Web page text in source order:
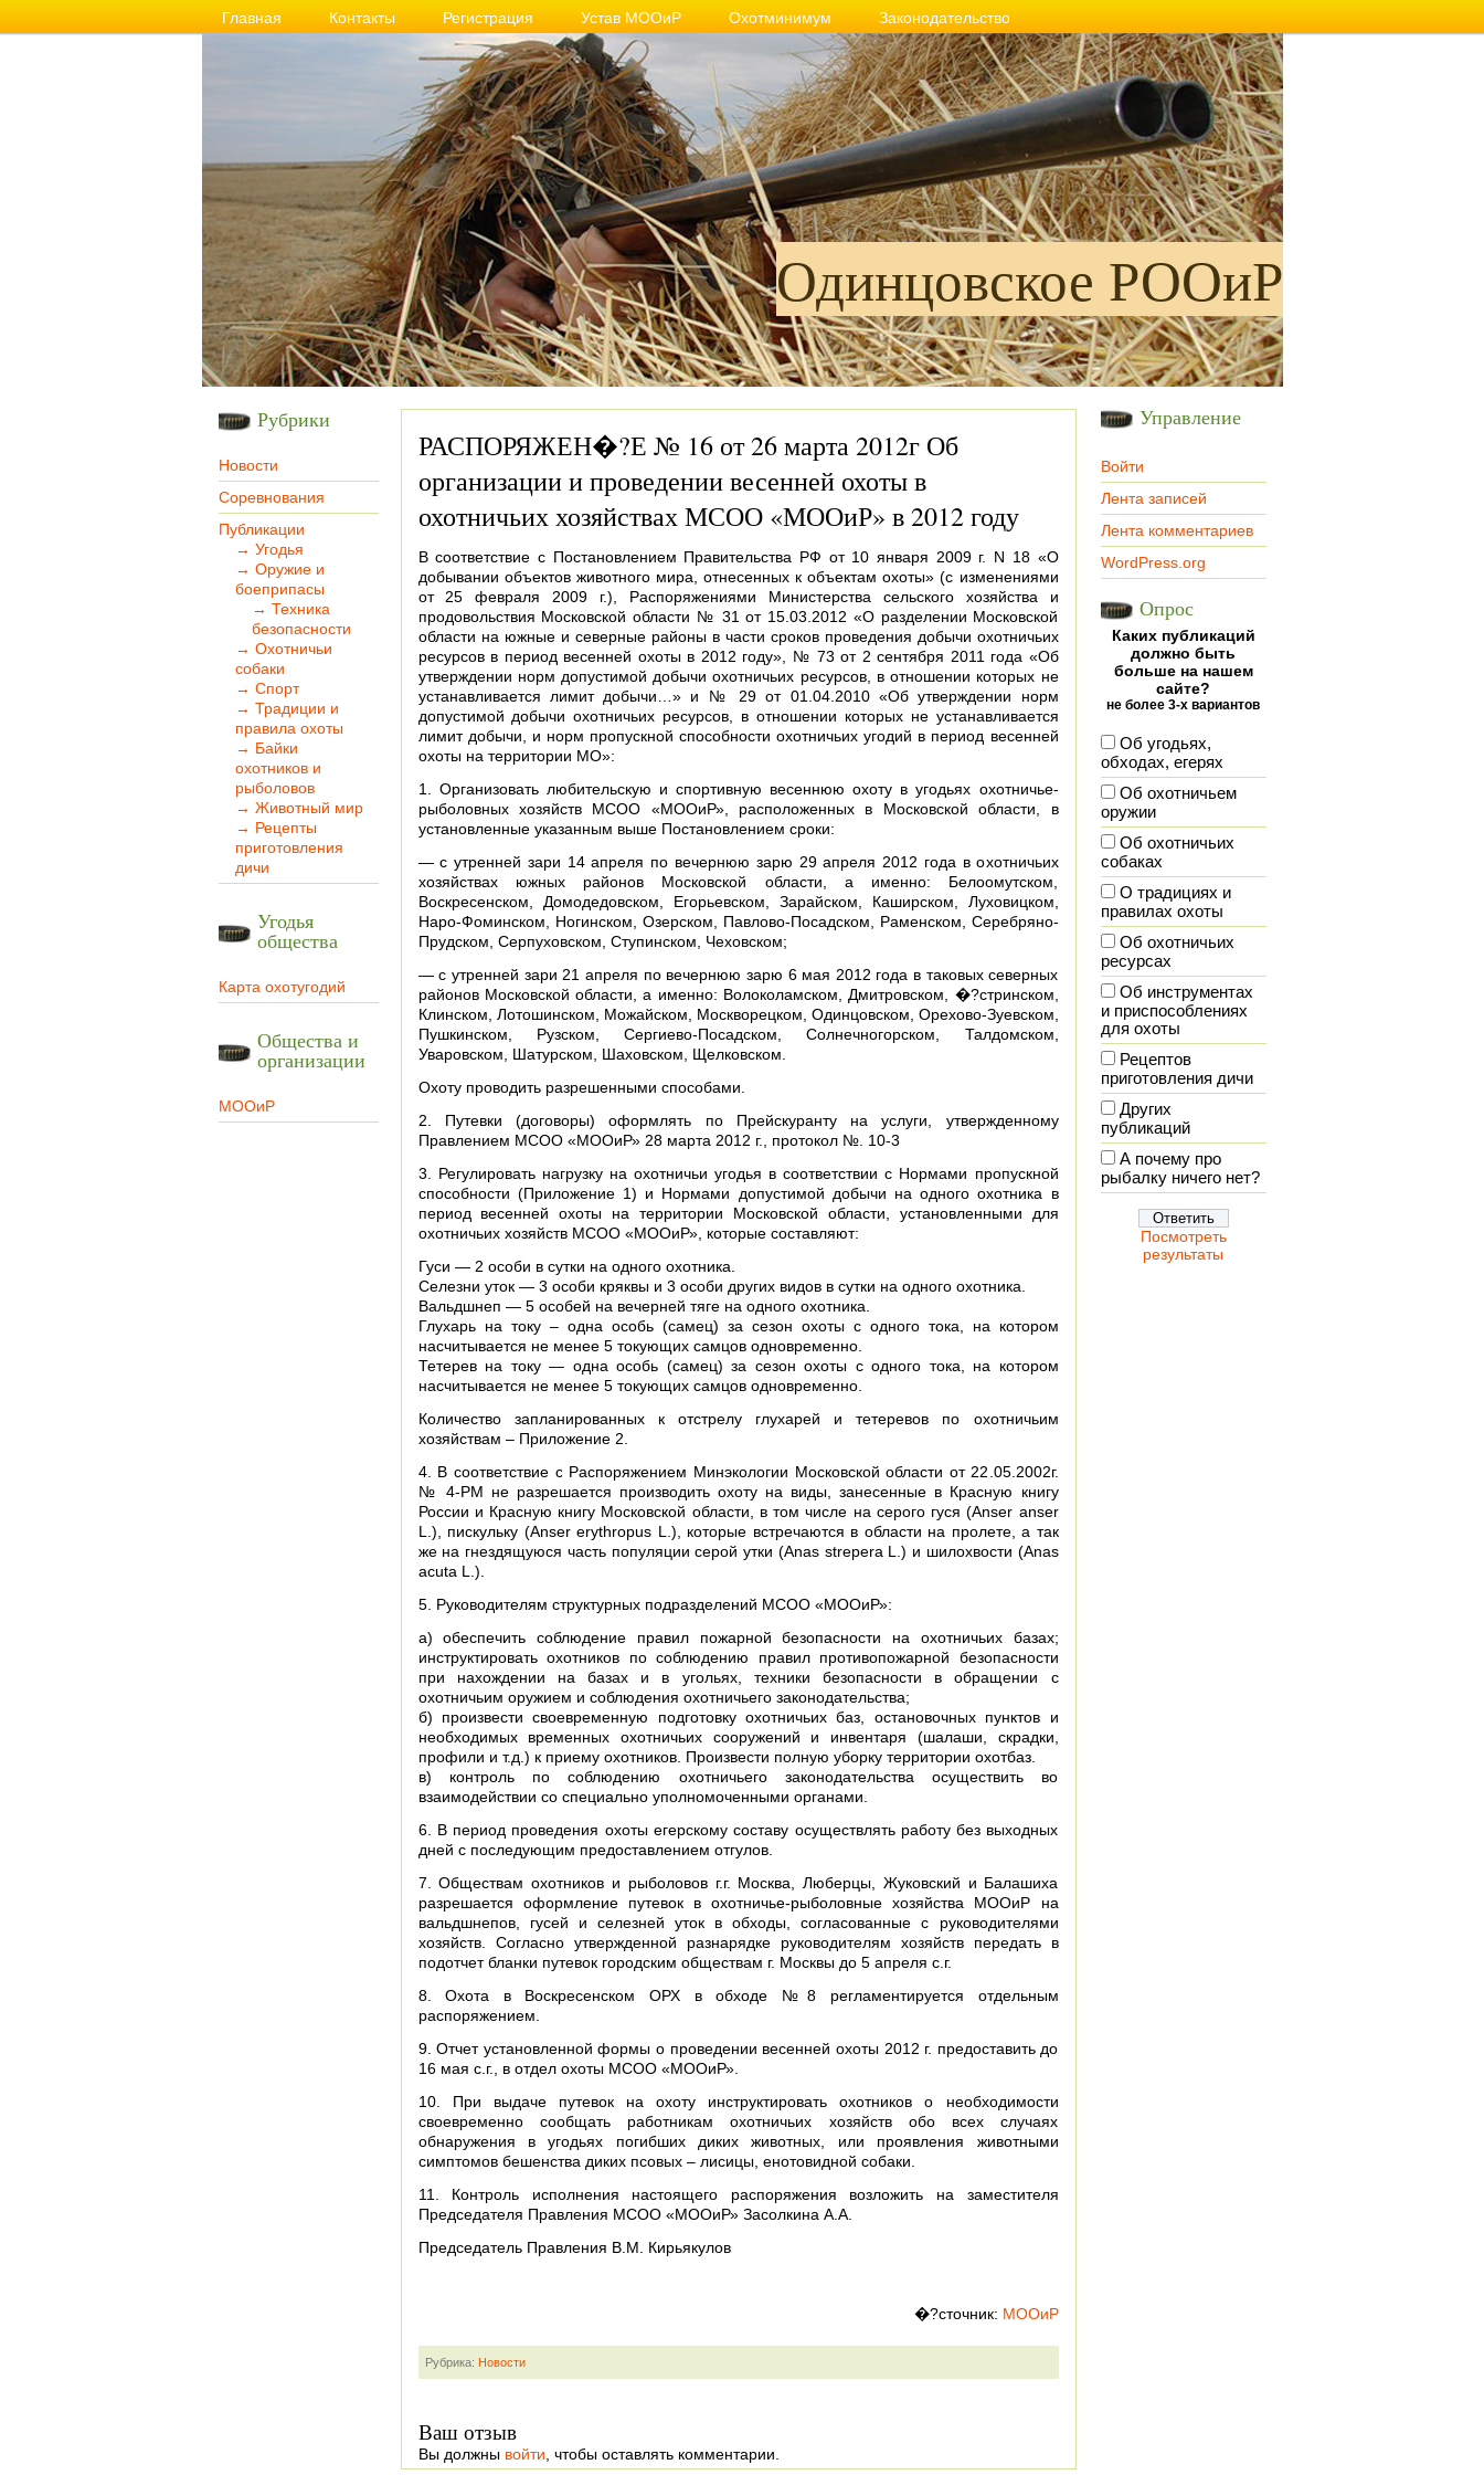
Главная Контакты Регистрация Устав МООиР Охотминимум Законодательство
Одинцовское РООиР
Рубрики
Новости
Соревнования
Публикации
→ Угодья
→ Оружие и
боеприпасы
→ Техника
безопасности
→ Охотничьи
собаки
→ Спорт
→ Традиции и
правила охоты
→ Байки
охотников и
рыболовов
→ Животный мир
→ Рецепты
приготовления
дичи
Угодья
общества
Карта охотугодий
Общества и
организации
МООиР
РАСПОРЯЖЕН�?Е № 16 от 26 марта 2012г Об
организации и проведении весенней охоты в
охотничьих хозяйствах МСОО «МООиР» в 2012 году
В соответствие с Постановлением Правительства РФ от 10 января 2009 г. N 18 «О
добывании объектов животного мира, отнесенных к объектам охоты» (с изменениями
от 25 февраля 2009 г.), Распоряжениями Министерства сельского хозяйства и
продовольствия Московской области № 31 от 15.03.2012 «О разделении Московской
области на южные и северные районы в части сроков проведения добычи охотничьих
ресурсов в период весенней охоты в 2012 году», № 73 от 2 сентября 2011 года «Об
утверждении норм допустимой добычи охотничьих ресурсов, в отношении которых не
устанавливается лимит добычи…» и № 29 от 01.04.2010 «Об утверждении норм
допустимой добычи охотничьих ресурсов, в отношении которых не устанавливается
лимит добычи, и норм пропускной способности охотничьих угодий в период весенней
охоты на территории МО»:
1. Организовать любительскую и спортивную весеннюю охоту в угодьях охотничье-
рыболовных хозяйств МСОО «МООиР», расположенных в Московской области, в
установленные указанным выше Постановлением сроки:
— с утренней зари 14 апреля по вечернюю зарю 29 апреля 2012 года в охотничьих
хозяйствах южных районов Московской области, а именно: Белоомутском,
Воскресенском, Домодедовском, Егорьевском, Зарайском, Каширском, Луховицком,
Наро-Фоминском, Ногинском, Озерском, Павлово-Посадском, Раменском, Серебряно-
Прудском, Серпуховском, Ступинском, Чеховском;
— с утренней зари 21 апреля по вечернюю зарю 6 мая 2012 года в таковых северных
районов Московской области, а именно: Волоколамском, Дмитровском, �?стринском,
Клинском, Лотошинском, Можайском, Москворецком, Одинцовском, Орехово-Зуевском,
Пушкинском, Рузском, Сергиево-Посадском, Солнечногорском, Талдомском,
Уваровском, Шатурском, Шаховском, Щелковском.
Охоту проводить разрешенными способами.
2. Путевки (договоры) оформлять по Прейскуранту на услуги, утвержденному
Правлением МСОО «МООиР» 28 марта 2012 г., протокол №. 10-3
3. Регулировать нагрузку на охотничьи угодья в соответствии с Нормами пропускной
способности (Приложение 1) и Нормами допустимой добычи на одного охотника в
период весенней охоты на территории Московской области, установленными для
охотничьих хозяйств МСОО «МООиР», которые составляют:
Гуси — 2 особи в сутки на одного охотника.
Селезни уток — 3 особи кряквы и 3 особи других видов в сутки на одного охотника.
Вальдшнеп — 5 особей на вечерней тяге на одного охотника.
Глухарь на току – одна особь (самец) за сезон охоты с одного тока, на котором
насчитывается не менее 5 токующих самцов одновременно.
Тетерев на току — одна особь (самец) за сезон охоты с одного тока, на котором
насчитывается не менее 5 токующих самцов одновременно.
Количество запланированных к отстрелу глухарей и тетеревов по охотничьим
хозяйствам – Приложение 2.
4. В соответствие с Распоряжением Минэкологии Московской области от 22.05.2002г.
№ 4-РМ не разрешается производить охоту на виды, занесенные в Красную книгу
России и Красную книгу Московской области, в том числе на серого гуся (Anser anser
L.), пискульку (Anser erythropus L.), которые встречаются в области на пролете, а так
же на гнездящуюся часть популяции серой утки (Anas strepera L.) и шилохвости (Anas
acuta L.).
5. Руководителям структурных подразделений МСОО «МООиР»:
а) обеспечить соблюдение правил пожарной безопасности на охотничьих базах;
инструктировать охотников по соблюдению правил противопожарной безопасности
при нахождении на базах и в угольях, техники безопасности в обращении с
охотничьим оружием и соблюдения охотничьего законодательства;
б) произвести своевременную подготовку охотничьих баз, остановочных пунктов и
необходимых временных охотничьих сооружений и инвентаря (шалаши, скрадки,
профили и т.д.) к приему охотников. Произвести полную уборку территории охотбаз.
в) контроль по соблюдению охотничьего законодательства осуществить во
взаимодействии со специально уполномоченными органами.
6. В период проведения охоты егерскому составу осуществлять работу без выходных
дней с последующим предоставлением отгулов.
7. Обществам охотников и рыболовов г.г. Москва, Люберцы, Жуковский и Балашиха
разрешается оформление путевок в охотничье-рыболовные хозяйства МООиР на
вальдшнепов, гусей и селезней уток в обходы, согласованные с руководителями
хозяйств. Согласно утвержденной разнарядке руководителям хозяйств передать в
подотчет бланки путевок городским обществам г. Москвы до 5 апреля с.г.
8. Охота в Воскресенском ОРХ в обходе №8 регламентируется отдельным
распоряжением.
9. Отчет установленной формы о проведении весенней охоты 2012 г. предоставить до
16 мая с.г., в отдел охоты МСОО «МООиР».
10. При выдаче путевок на охоту инструктировать охотников о необходимости
своевременно сообщать работникам охотничьих хозяйств обо всех случаях
обнаружения в угодьях погибших диких животных, или проявления животными
симптомов бешенства диких псовых – лисицы, енотовидной собаки.
11. Контроль исполнения настоящего распоряжения возложить на заместителя
Председателя Правления МСОО «МООиР» Засолкина А.А.
Председатель Правления В.М. Кирьякулов
�?сточник: МООиР
Рубрика: Новости
Ваш отзыв
Вы должны войти , чтобы оставлять комментарии.
Управление
Войти
Лента записей
Лента комментариев
WordPress.org
Опрос
Каких публикаций
должно быть
больше на нашем
сайте?
не более 3-х вариантов
Об угодьях,
обходах, егерях
Об охотничьем
оружии
Об охотничьих
собаках
О традициях и
правилах охоты
Об охотничьих
ресурсах
Об инструментах
и приспособлениях
для охоты
Рецептов
приготовления дичи
Других
публикаций
А почему про
рыбалку ничего нет?
Посмотреть
результаты